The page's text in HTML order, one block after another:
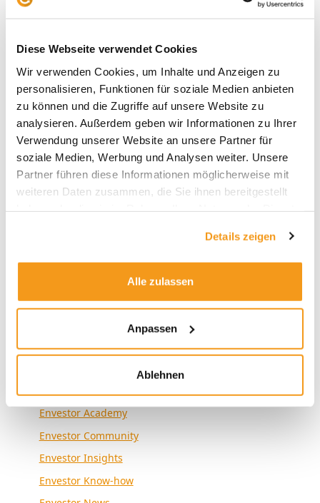
Diese Webseite verwendet Cookies
Wir verwenden Cookies, um Inhalte und Anzeigen zu
personalisieren, Funktionen für soziale Medien anbieten
zu können und die Zugriffe auf unsere Website zu
analysieren. Außerdem geben wir Informationen zu Ihrer
Verwendung unserer Website an unsere Partner für
soziale Medien, Werbung und Analysen weiter. Unsere
Partner führen diese Informationen möglicherweise mit
weiteren Daten zusammen, die Sie ihnen bereitgestellt
Details zeigen
Alle zulassen
Anpassen
Ablehnen
Archive
2026
2025
2024
2023
2022
Envestor Academy
Envestor Community
Envestor Insights
Envestor Know-how